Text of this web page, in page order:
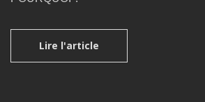
Lire l'article